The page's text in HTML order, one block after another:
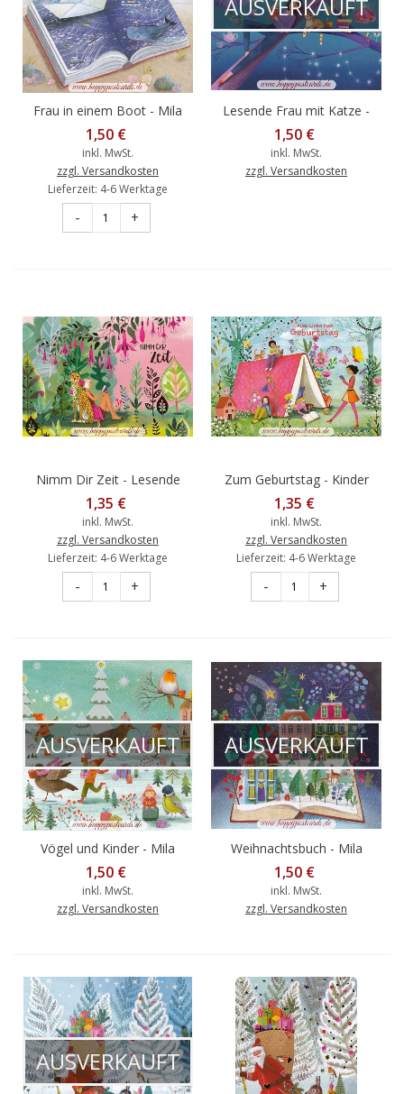
Frau in einem Boot - Mila
Marquis Postkarte
1,50 €
inkl. MwSt.
zzgl. Versandkosten
Lieferzeit: 4-6 Werktage
- +
AUSVERKAUFT
Lesende Frau mit Katze -
Mila Marquis Postkarte
1,50 €
inkl. MwSt.
zzgl. Versandkosten
Nimm Dir Zeit - Lesende
Frau - Mila Marquis
Postkarte
1,35 €
inkl. MwSt.
zzgl. Versandkosten
Lieferzeit: 4-6 Werktage
- +
Zum Geburtstag - Kinder
mit Buch - Mila Marquis
Postkarte
1,35 €
inkl. MwSt.
zzgl. Versandkosten
Lieferzeit: 4-6 Werktage
- +
AUSVERKAUFT
Vögel und Kinder - Mila
Marquis Postkarte
1,50 €
inkl. MwSt.
zzgl. Versandkosten
AUSVERKAUFT
Weihnachtsbuch - Mila
Marquis Postkarte
1,50 €
inkl. MwSt.
zzgl. Versandkosten
AUSVERKAUFT